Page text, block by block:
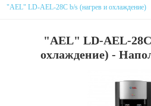
"AEL" LD-AEL-28C b/s (нагрев и охлаждение)
"AEL" LD-AEL-28C
охлаждение) -